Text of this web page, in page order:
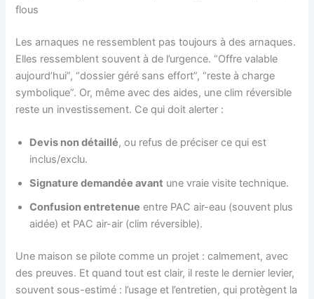
flous
Les arnaques ne ressemblent pas toujours à des arnaques.
Elles ressemblent souvent à de l’urgence. “Offre valable
aujourd’hui”, “dossier géré sans effort”, “reste à charge
symbolique”. Or, même avec des aides, une clim réversible
reste un investissement. Ce qui doit alerter :
Devis non détaillé, ou refus de préciser ce qui est
inclus/exclu.
Signature demandée avant une vraie visite technique.
Confusion entretenue entre PAC air-eau (souvent plus
aidée) et PAC air-air (clim réversible).
Une maison se pilote comme un projet : calmement, avec
des preuves. Et quand tout est clair, il reste le dernier levier,
souvent sous-estimé : l’usage et l’entretien, qui protègent la